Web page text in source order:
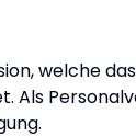
welche
Als